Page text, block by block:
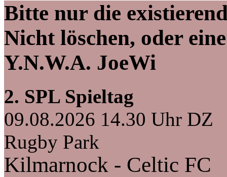
Bitte nur die
Nicht löschen, oder
Y.N.W.A. JoeWi
2. SPL Spieltag
09.08.2026 14.30 Uhr DZ
Rugby Park
Kilmarnock - Celtic FC